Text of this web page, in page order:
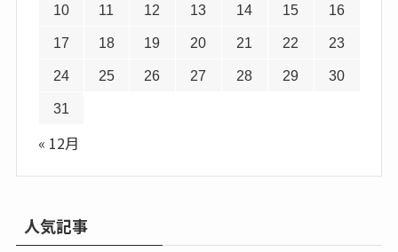
10 11 12 13 14 15 16
17 18 19 20 21 22 23
24 25 26 27 28 29 30
31
« 12月
人気記事